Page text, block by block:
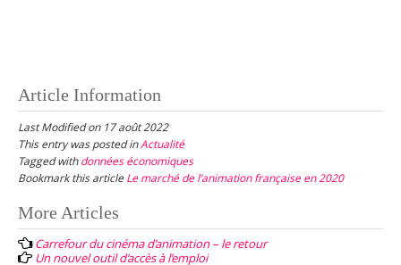
Article Information
Last Modified on 17 août 2022
This entry was posted inActualité
Tagged withdonnées économiques
Bookmark this article Le marché de l’animation française en 2020
Post
navigation
More Articles
Carrefour du cinéma d’animation – le retour
Un nouvel outil d’accès à l’emploi